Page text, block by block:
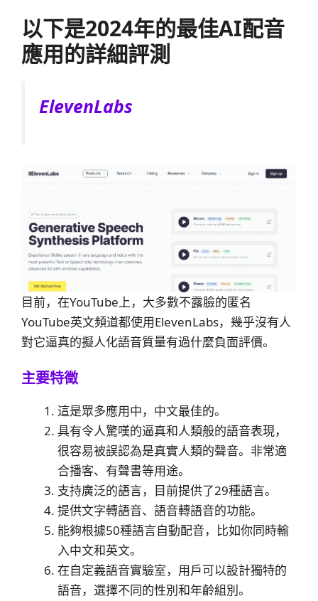
以下是2024年的最佳AI配音
應用的詳細評測
ElevenLabs
目前，在YouTube上，大多數不露臉的匿名
YouTube英文頻道都使用ElevenLabs，幾乎沒有人
對它逼真的擬人化語音質量有過什麼負面評價。
主要特徵
這是眾多應用中，中文最佳的。
具有令人驚嘆的逼真和人類般的語音表現，
很容易被誤認為是真實人類的聲音。非常適
合播客、有聲書等用途。
支持廣泛的語言，目前提供了29種語言。
提供文字轉語音、語音轉語音的功能。
能夠根據50種語言自動配音，比如你同時輸
入中文和英文。
在自定義語音實驗室，用戶可以設計獨特的
語音，選擇不同的性別和年齡組別。